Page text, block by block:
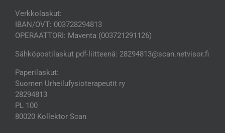
Verkkolaskut:
IBAN/OVT: 003728294813
OPERAATTORI: Maventa (003721291126)
Sähköpostilaskut pdf-liitteenä: 28294813@scan.netvisor.fi
Paperilaskut:
Suomen Urheilufysioterapeutit ry
28294813
PL 100
80020 Kollektor Scan